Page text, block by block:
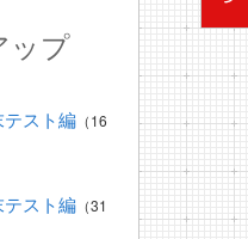
ップ
スト編 （16
スト編 （31